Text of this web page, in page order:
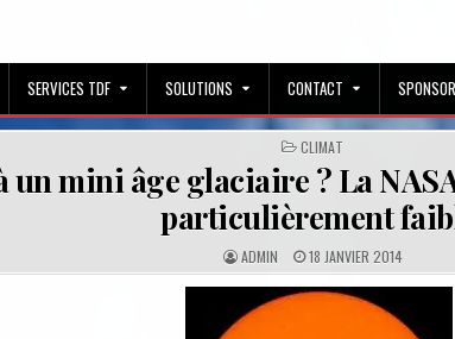
SERVICES TDF SOLUTIONS CONTACT SPONSOR
POSTED
IN
CLIMAT
un mini âge glaciaire ? La
particulièrement
A
U
T
O
R
ADMIN P
U
B
L
18 JANVIER 2014